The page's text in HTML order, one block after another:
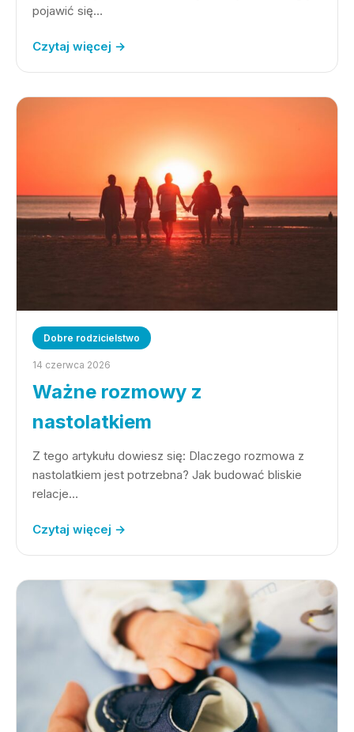
pojawić się…
Czytaj więcej →
Dobre rodzicielstwo
14 czerwca 2026
Ważne rozmowy z
nastolatkiem
Z tego artykułu dowiesz się: Dlaczego rozmowa z
nastolatkiem jest potrzebna? Jak budować bliskie
relacje…
Czytaj więcej →